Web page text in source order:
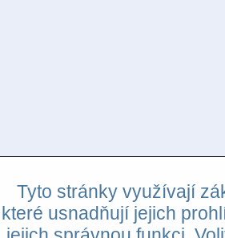
Tyto stránky využívají
které usnadňují jejich